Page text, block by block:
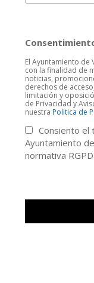
El Ayuntamiento
con la finalidad de
noticias,
derechos de
limitación y
de Privacidad y
nuestra Politica de
Consiento el
Ayuntamiento
normativa RGPD.